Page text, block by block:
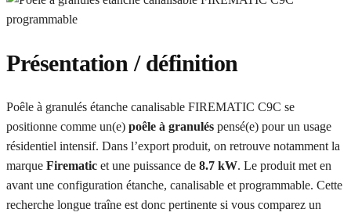
Présentation / définition
Poêle à granulés étanche canalisable FIREMATIC C9C se
positionne comme un(e) poêle à granulés pensé(e) pour un usage
résidentiel intensif. Dans l’export produit, on retrouve notamment la
marque Firematic et une puissance de 8.7 kW. Le produit met en
avant une configuration étanche, canalisable et programmable. Cette
recherche longue traîne est donc pertinente si vous comparez un